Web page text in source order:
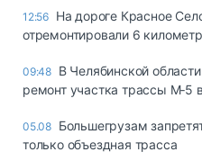
12:56 На дороге Красное
отремонтировали 6
09:48 В Челябинской
ремонт участка трассы М‑5
05.08 Большегрузам
только объездная трасса